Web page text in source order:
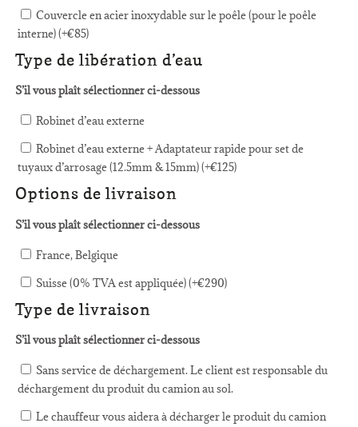
Couvercle en acier inoxydable sur le poêle (pour le poêle
interne) (+€85)
Type de libération d’eau
S’il vous plaît sélectionner ci-dessous
Robinet d’eau externe
Robinet d’eau externe + Adaptateur rapide pour set de
tuyaux d’arrosage (12.5mm & 15mm) (+€125)
Options de livraison
S’il vous plaît sélectionner ci-dessous
France, Belgique
Suisse (0% TVA est appliquée) (+€290)
Type de livraison
S’il vous plaît sélectionner ci-dessous
Sans service de déchargement. Le client est responsable du
déchargement du produit du camion au sol.
Le chauffeur vous aidera à décharger le produit du camion